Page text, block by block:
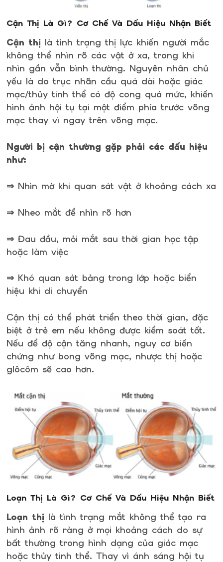
Cận Thị Là Gì? Cơ Chế Và Dấu Hiệu Nhận Biết
Cận thị là tình trạng thị lực khiến người mắc
không thể nhìn rõ các vật ở xa, trong khi
nhìn gần vẫn bình thường. Nguyên nhân chủ
yếu là do trục nhãn cầu quá dài hoặc giác
mạc/thủy tinh thể có độ cong quá mức, khiến
hình ảnh hội tụ tại một điểm phía trước võng
mạc thay vì ngay trên võng mạc.
Người bị cận thường gặp phải các dấu hiệu
như:
⇒ Nhìn mờ khi quan sát vật ở khoảng cách xa
⇒ Nheo mắt để nhìn rõ hơn
⇒ Đau đầu, mỏi mắt sau thời gian học tập
hoặc làm việc
⇒ Khó quan sát bảng trong lớp hoặc biển
hiệu khi di chuyển
Cận thị có thể phát triển theo thời gian, đặc
biệt ở trẻ em nếu không được kiểm soát tốt.
Nếu để độ cận tăng nhanh, nguy cơ biến
chứng như bong võng mạc, nhược thị hoặc
glôcôm sẽ cao hơn.
Loạn Thị Là Gì? Cơ Chế Và Dấu Hiệu Nhận Biết
Loạn thị là tình trạng mắt không thể tạo ra
hình ảnh rõ ràng ở mọi khoảng cách do sự
bất thường trong hình dạng của giác mạc
hoặc thủy tinh thể. Thay vì ánh sáng hội tụ